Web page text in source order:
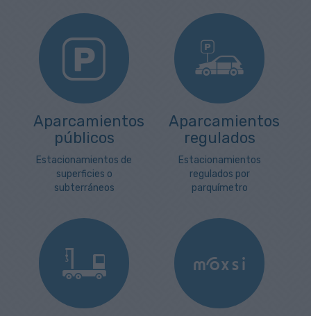
Aparcamientos
públicos
Estacionamientos de
superficies o
subterráneos
Aparcamientos
regulados
Estacionamientos
regulados por
parquímetro